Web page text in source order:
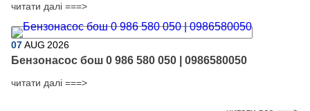
читати далі ===>
07AUG 2026
Бензонасос бош 0 986 580 050 | 0986580050
читати далі ===>